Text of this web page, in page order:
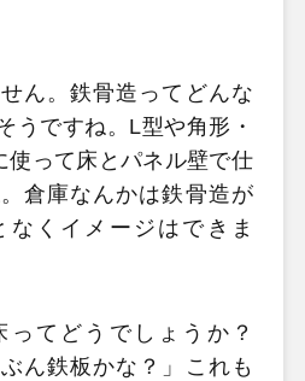
ん。鉄骨造ってどんな
うですね。L型や角形・
使って床とパネル壁で仕
倉庫なんかは鉄骨造が
なくイメージはできま
てどうでしょうか？
ん鉄板かな？」これも